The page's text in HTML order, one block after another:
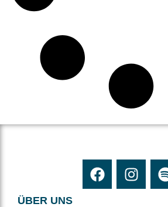
ÜBER UNS